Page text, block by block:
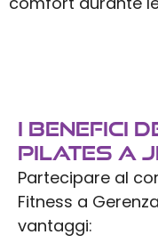
I Benefici
Pilates a
Partecipare al
Fitness a
vantaggi: